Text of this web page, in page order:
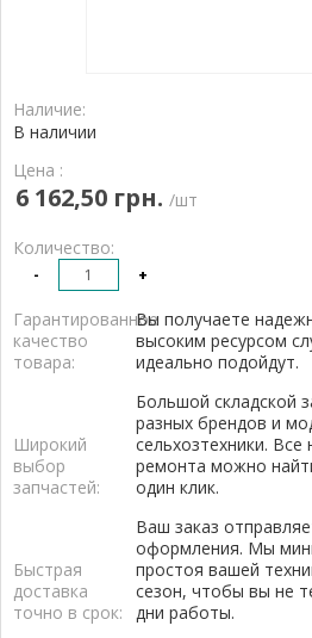
Наличие:
В наличии
Цена :
6 162,50 грн. /шт
Количество:
- +
Гарантированное
качество
товара:
Вы получаете
высоким ресурсом
идеально подойдут.
Широкий
выбор
запчастей:
Большой складской
разных брендов и
сельхозтехники.
ремонта можно
один клик.
Быстрая
доставка
точно в срок:
Ваш заказ
оформления. Мы
простоя вашей
сезон, чтобы вы не
дни работы.